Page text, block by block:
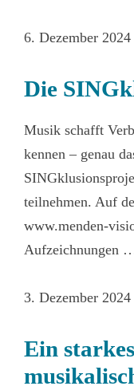
6. Dezember 2024
Die
Musik schafft
kennen – genau
teilnehmen. Auf
www.menden-
Aufzeichnungen
3. Dezember 2024
Ein